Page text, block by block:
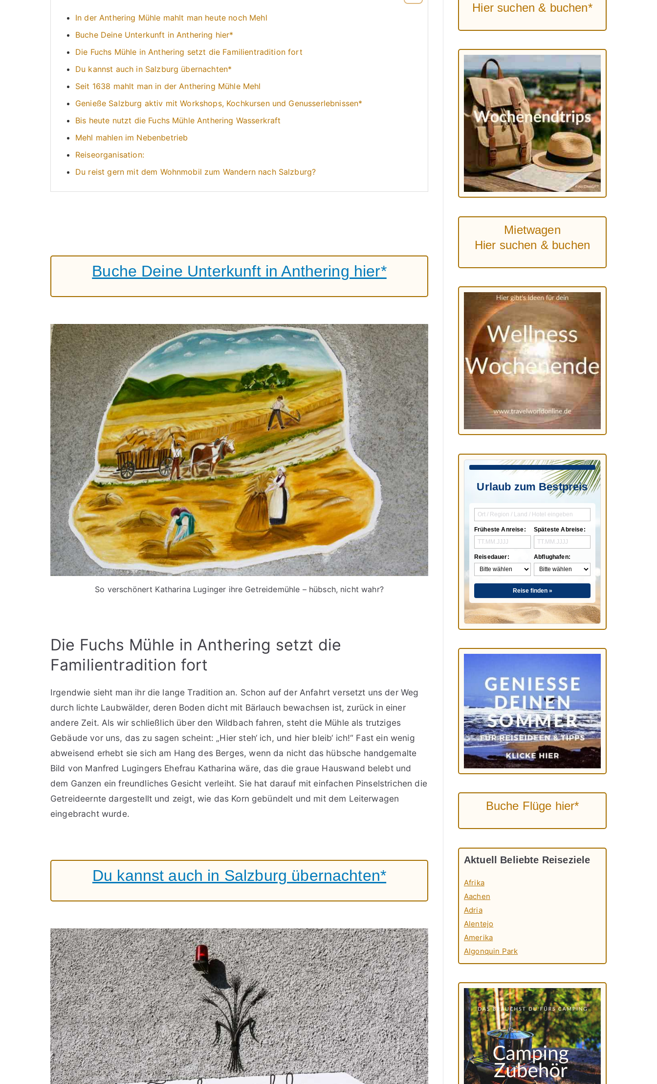
In der Anthering Mühle mahlt man heute noch Mehl
Buche Deine Unterkunft in Anthering hier*
Die Fuchs Mühle in Anthering setzt die Familientradition fort
Du kannst auch in Salzburg übernachten*
Seit 1638 mahlt man in der Anthering Mühle Mehl
Genieße Salzburg aktiv mit Workshops, Kochkursen und Genusserlebnissen*
Bis heute nutzt die Fuchs Mühle Anthering Wasserkraft
Mehl mahlen im Nebenbetrieb
Reiseorganisation:
Du reist gern mit dem Wohnmobil zum Wandern nach Salzburg?
Buche Deine Unterkunft in Anthering hier*
So verschönert Katharina Luginger ihre Getreidemühle – hübsch, nicht wahr?
Die Fuchs Mühle in Anthering setzt die
Familientradition fort
Irgendwie sieht man ihr die lange Tradition an. Schon auf der Anfahrt versetzt uns der Weg
durch lichte Laubwälder, deren Boden dicht mit Bärlauch bewachsen ist, zurück in einer
andere Zeit. Als wir schließlich über den Wildbach fahren, steht die Mühle als trutziges
Gebäude vor uns, das zu sagen scheint: „Hier steh‘ ich, und hier bleib‘ ich!“ Fast ein wenig
abweisend erhebt sie sich am Hang des Berges, wenn da nicht das hübsche handgemalte
Bild von Manfred Lugingers Ehefrau Katharina wäre, das die graue Hauswand belebt und
dem Ganzen ein freundliches Gesicht verleiht. Sie hat darauf mit einfachen Pinselstrichen die
Getreideernte dargestellt und zeigt, wie das Korn gebündelt und mit dem Leiterwagen
eingebracht wurde.
Du kannst auch in Salzburg übernachten*
Hier suchen & buchen*
Mietwagen
Hier suchen & buchen
Urlaub zum Bestpreis
Früheste Anreise:
Reisedauer:
Späteste Abreise:
Abflughafen:
Reise finden »
Buche Flüge hier*
Aktuell Beliebte Reiseziele
Afrika
Aachen
Adria
Alentejo
Amerika
Algonquin Park